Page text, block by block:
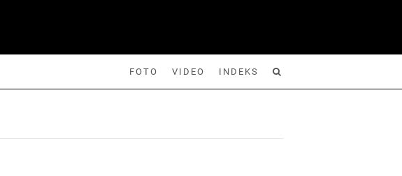
FOTO VIDEO INDEKS